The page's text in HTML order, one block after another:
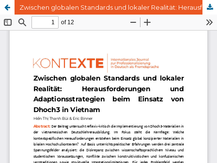
Zwischen globalen Standards und lokaler Realität: Herausforderungen und Adaptionsstrategien beim Einsatz von Dhoch3 in Vietnam